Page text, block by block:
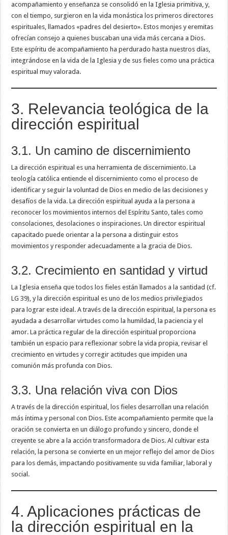
acompañamiento y enseñanza se consolidó en la Iglesia primitiva, y,
con el tiempo, surgieron en la vida monástica los primeros directores
espirituales, llamados «padres del desierto». Estos monjes y eremitas
ofrecían consejo a quienes buscaban una vida más cercana a Dios.
Este espíritu de acompañamiento ha perdurado hasta nuestros días,
integrándose en la vida de la Iglesia y de sus fieles como una práctica
espiritual muy valorada.
3. Relevancia teológica de la
dirección espiritual
3.1. Un camino de discernimiento
La dirección espiritual es una herramienta de discernimiento. La
teología católica entiende el discernimiento como el proceso de
identificar y seguir la voluntad de Dios en medio de las decisiones y
desafíos de la vida. La dirección espiritual ayuda a la persona a
reconocer los movimientos internos del Espíritu Santo, tales como
consolaciones, desolaciones o inspiraciones. Un director espiritual
capacitado puede orientar a la persona a distinguir estos
movimientos y responder adecuadamente a la gracia de Dios.
3.2. Crecimiento en santidad y virtud
La Iglesia enseña que todos los fieles están llamados a la santidad (cf.
LG 39), y la dirección espiritual es uno de los medios privilegiados
para lograr este ideal. A través de la dirección espiritual, la persona es
ayudada a desarrollar virtudes como la humildad, la paciencia y el
amor. La práctica regular de la dirección espiritual proporciona
también un espacio para reflexionar sobre la vida propia, revisar el
crecimiento en virtudes y corregir actitudes que impiden una
comunión más profunda con Dios.
3.3. Una relación viva con Dios
A través de la dirección espiritual, los fieles desarrollan una relación
más íntima y personal con Dios. Este acompañamiento permite que la
oración se convierta en un diálogo profundo y sincero, donde el
creyente se abre a la acción transformadora de Dios. Al cultivar esta
relación, la persona se convierte en un mejor reflejo del amor de Dios
para los demás, impactando positivamente su vida familiar, laboral y
social.
4. Aplicaciones prácticas de
la dirección espiritual en la